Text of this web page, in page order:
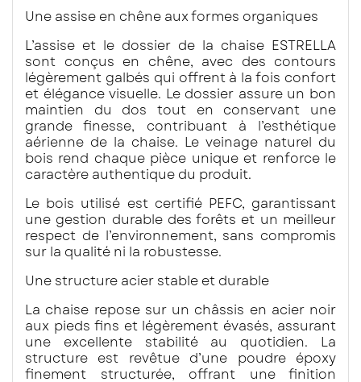
Une assise en chêne aux formes organiques
L’assise et le dossier de la chaise ESTRELLA
sont conçus en chêne, avec des contours
légèrement galbés qui offrent à la fois confort
et élégance visuelle. Le dossier assure un bon
maintien du dos tout en conservant une
grande finesse, contribuant à l’esthétique
aérienne de la chaise. Le veinage naturel du
bois rend chaque pièce unique et renforce le
caractère authentique du produit.
Le bois utilisé est certifié PEFC, garantissant
une gestion durable des forêts et un meilleur
respect de l’environnement, sans compromis
sur la qualité ni la robustesse.
Une structure acier stable et durable
La chaise repose sur un châssis en acier noir
aux pieds fins et légèrement évasés, assurant
une excellente stabilité au quotidien. La
structure est revêtue d’une poudre époxy
finement structurée, offrant une finition